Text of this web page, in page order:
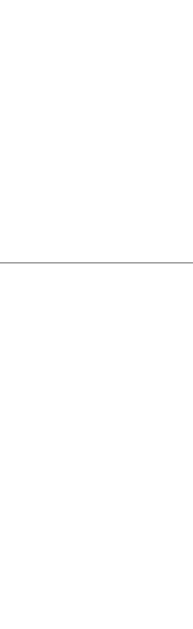
an die GPIO Ports des Raspberrys
und Dauer des Signals einstellen.